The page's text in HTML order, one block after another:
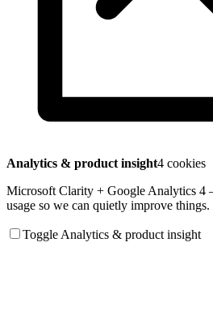
Analytics & product insight4 cookies
Microsoft Clarity + Google Analytics 4
usage so we can quietly improve
Toggle Analytics & product insight